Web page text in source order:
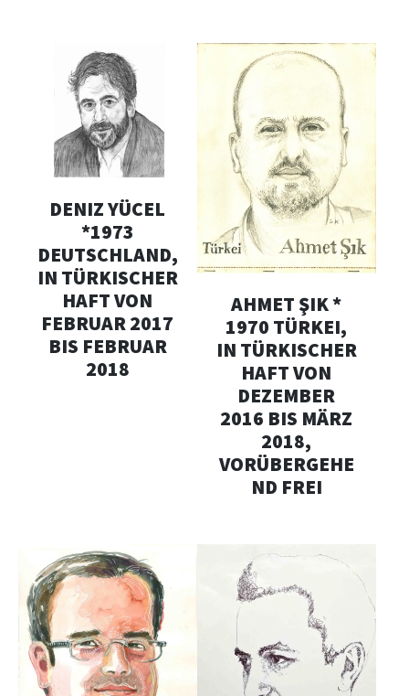
DENIZ YÜCEL
*1973
DEUTSCHLAND,
IN TÜRKISCHER
HAFT VON
FEBRUAR 2017
BIS FEBRUAR
2018
AHMET ŞIK *
1970 TÜRKEI,
IN TÜRKISCHER
HAFT VON
DEZEMBER
2016 BIS MÄRZ
2018,
VORÜBERGEHE
ND FREI